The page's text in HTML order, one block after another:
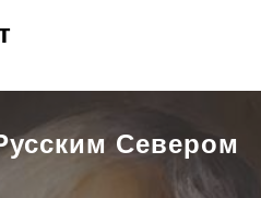
Севером